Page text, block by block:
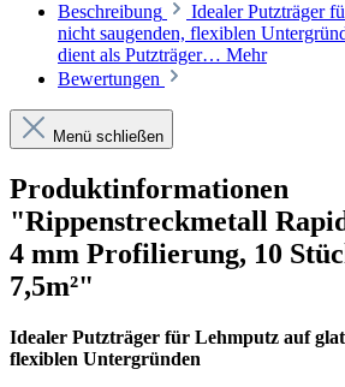
Beschreibung
Idealer Putzträger
nicht saugenden, flexiblen
dient als Putzträger… Mehr
Bewertungen
Menü schließen
Produktinformationen
"Rippenstreckmetall
4 mm Profilierung, 10
7,5m²"
Idealer Putzträger für Lehmputz auf
flexiblen Untergründen